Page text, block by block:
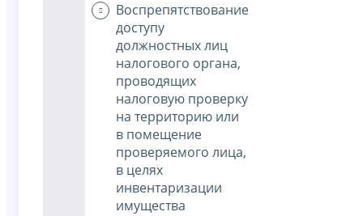
Воспрепятствование
доступу
должностных лиц
налогового органа,
проводящих
налоговую проверку
на территорию или
в помещение
проверяемого лица,
в целях
инвентаризации
имущества